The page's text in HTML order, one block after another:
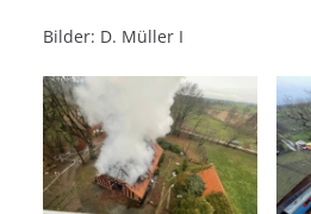
Bilder: D. Müller I